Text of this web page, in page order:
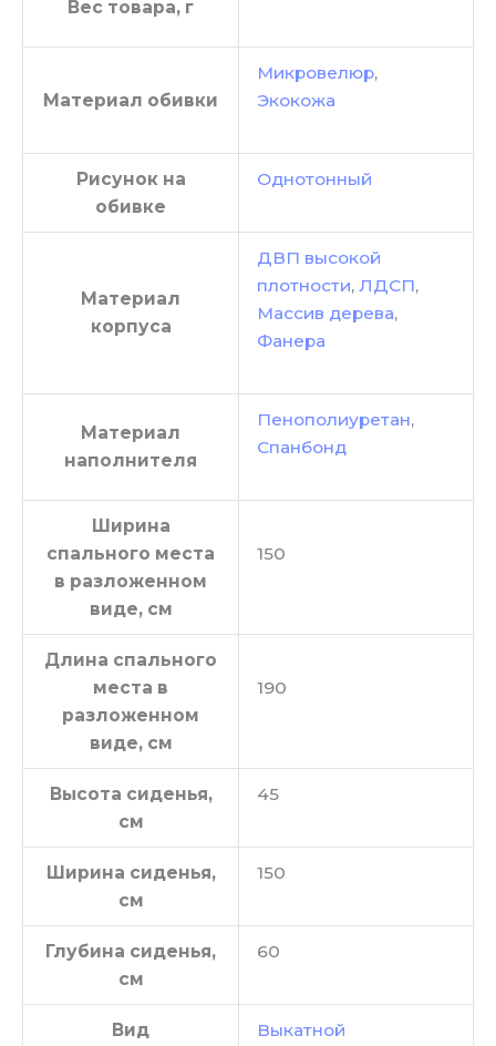
Вес товара, г
Материал обивки
Микровелюр,
Экокожа
Рисунок на
обивке
Однотонный
Материал
корпуса
ДВП высокой
плотности, ЛДСП,
Массив дерева,
Фанера
Материал
наполнителя
Пенополиуретан,
Спанбонд
Ширина
спального места
в разложенном
виде, см
150
Длина спального
места в
разложенном
виде, см
190
Высота сиденья,
см
45
Ширина сиденья,
см
150
Глубина сиденья,
см
60
Вид
Выкатной